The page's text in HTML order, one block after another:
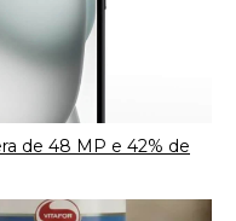
de 48 MP e 42% de